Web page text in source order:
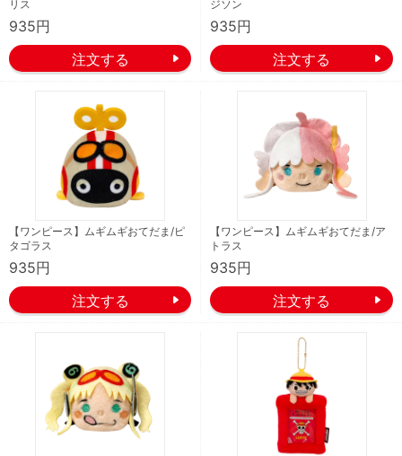
リス
935円
ジソン
935円
【ワンピース】ムギムギおてだま/ピ
タゴラス
935円
【ワンピース】ムギムギおてだま/ア
トラス
935円